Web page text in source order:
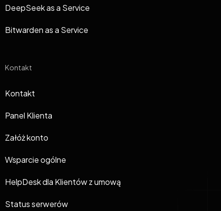
DeepSeek as a Service
Bitwarden as a Service
Kontakt
Kontakt
Panel Klienta
Załóż konto
Wsparcie ogólne
HelpDesk dla Klientów z umową
Status serwerów